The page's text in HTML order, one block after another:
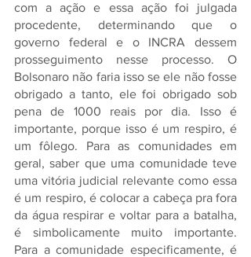
com a ação e essa ação foi julgada
procedente, determinando que o
governo federal e o INCRA dessem
prosseguimento nesse processo. O
Bolsonaro não faria isso se ele não fosse
obrigado a tanto, ele foi obrigado sob
pena de 1000 reais por dia. Isso é
importante, porque isso é um respiro, é
um fôlego. Para as comunidades em
geral, saber que uma comunidade teve
uma vitória judicial relevante como essa
é um respiro, é colocar a cabeça pra fora
da água respirar e voltar para a batalha,
é simbolicamente muito importante.
Para a comunidade especificamente, é